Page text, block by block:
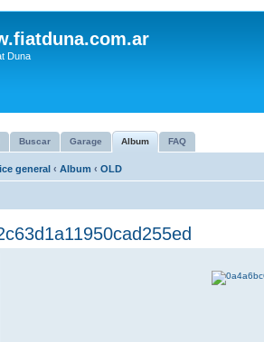
Duna
Buscar Garage Album FAQ
general ‹ Album ‹ OLD